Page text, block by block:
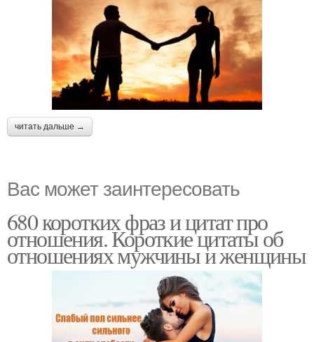
читать дальше →
Вас может заинтересовать
680 коротких фраз и цитат про
отношения. Короткие цитаты об
отношениях мужчины и женщины